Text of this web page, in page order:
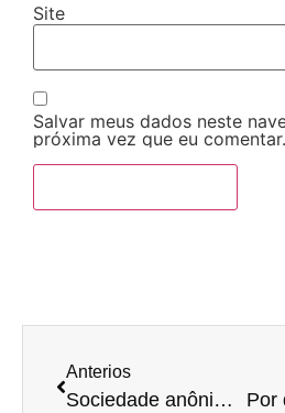
Site
Salvar meus dados neste
próxima vez que eu comentar.
Anterios
Sociedade anônima: saiba como funciona